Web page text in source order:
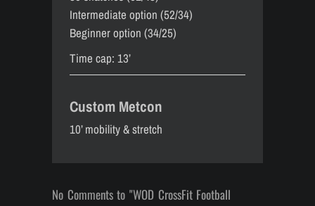
Intermediate option (52/34)
Beginner option (34/25)
Time cap: 13’
Custom Metcon
10’ mobility & stretch
No Comments to "WOD CrossFit Football